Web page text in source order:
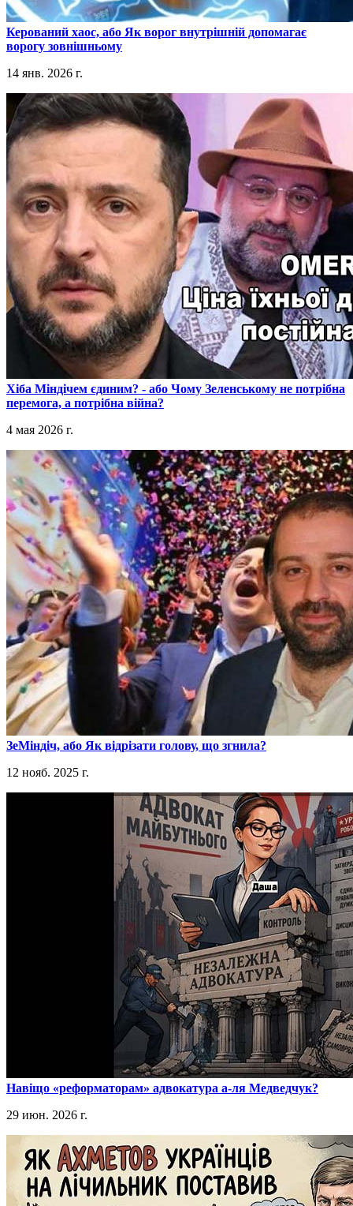
​Керований хаос, або Як ворог внутрішній допомагає
ворогу зовнішньому
14 янв. 2026 г.
​Хіба Міндічем єдиним? - або Чому Зеленському не потрібна
перемога, а потрібна війна?
4 мая 2026 г.
​ЗеМіндіч, або Як відрізати голову, що згнила?
12 нояб. 2025 г.
​Навіщо «реформаторам» адвокатура а-ля Медведчук?
29 июн. 2026 г.